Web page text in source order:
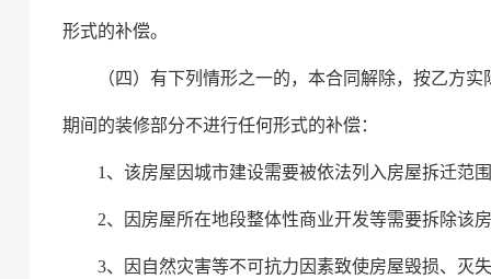
形式的补偿。
（四）有下列情形之一的，本合同解除，按乙方
期间的装修部分不进行任何形式的补偿：
1、该房屋因城市建设需要被依法列入房屋拆迁范
2、因房屋所在地段整体性商业开发等需要拆除该
3、因自然灾害等不可抗力因素致使房屋毁损、灭